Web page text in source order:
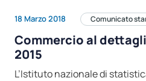
18 Marzo 2018 Comunicato
Commercio al
2015
L’Istituto nazionale di